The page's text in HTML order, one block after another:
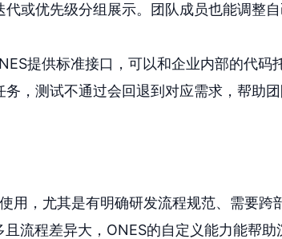
或优先级分组展示。团队成员也能调整
提供标准接口，可以和企业内部的代码
，测试不通过会回退到对应需求，帮助
用，尤其是有明确研发流程规范、需要跨
流程差异大，ONES的自定义能力能帮